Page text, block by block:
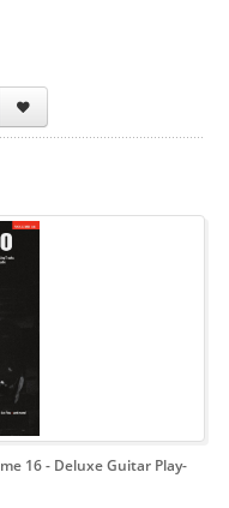
16- Deluxe Guitar Play-